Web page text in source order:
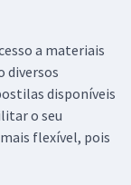
a materiais
diversos
disponíveis
o seu
flexível, pois